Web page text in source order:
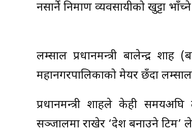
नसार्ने निर्माण व्यवसायीको खुट्टा
लम्साल प्रधानमन्त्री बालेन्द्र शाह
महानगरपालिकाको मेयर छँदा
प्रधानमन्त्री शाहले केही
सञ्जालमा राखेर ‘देश बनाउने टिम’